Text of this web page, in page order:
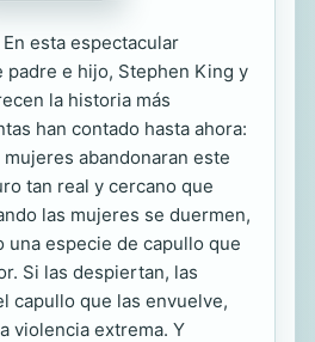
esta espectacular
padre e hijo, Stephen King y
la historia más
han contado hasta ahora:
abandonaran este
tan real y cercano que
las mujeres se duermen,
una especie de capullo que
Si las despiertan, las
capullo que las envuelve,
violencia extrema. Y